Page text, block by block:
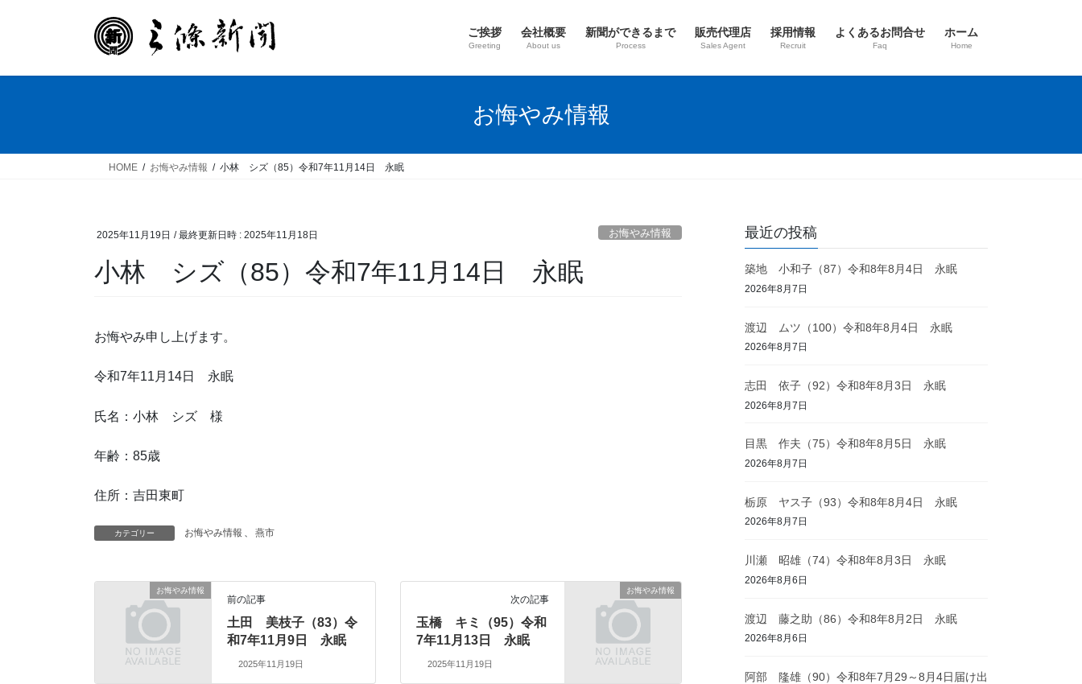
ご挨拶
Greeting
会社概要
About us
新聞ができるまで
Process
販売代理店
Sales Agent
採用情報
Recruit
よくあるお問合せ
Faq
ホーム
Home
お悔やみ情報
HOME お悔やみ情報 小林 シズ（85）令和7年11月14日 永眠
2025年11月19日 / 最終更新日時 : 2025年11月18日 お悔やみ情報
小林 シズ（85）令和7年11月14日 永眠
お悔やみ申し上げます。
令和7年11月14日 永眠
氏名：小林 シズ 様
年齢：85歳
住所：吉田東町
カテゴリー お悔やみ情報 、 燕市
お悔やみ情報
前の記事
土田 美枝子（83）令
和7年11月9日 永眠
2025年11月19日
お悔やみ情報
次の記事
玉橋 キミ（95）令和
7年11月13日 永眠
2025年11月19日
最近の投稿
築地 小和子（87）令和8年8月4日 永眠
2026年8月7日
渡辺 ムツ（100）令和8年8月4日 永眠
2026年8月7日
志田 依子（92）令和8年8月3日 永眠
2026年8月7日
目黒 作夫（75）令和8年8月5日 永眠
2026年8月7日
栃原 ヤス子（93）令和8年8月4日 永眠
2026年8月7日
川瀬 昭雄（74）令和8年8月3日 永眠
2026年8月6日
渡辺 藤之助（86）令和8年8月2日 永眠
2026年8月6日
阿部 隆雄（90）令和8年7月29～8月4日届け出